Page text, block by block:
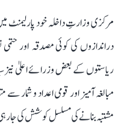
مرکزی وزارتِ داخلہ خود پارلیمنٹ
دراندازوں کی کوئی مصدقہ اور
ریاستوں کے بعض وزرائے اعلیٰ نیز
مبالغہ آمیز اور قومی اعداد و
مشتبہ بنانے کی مسلسل کوشش کی جا